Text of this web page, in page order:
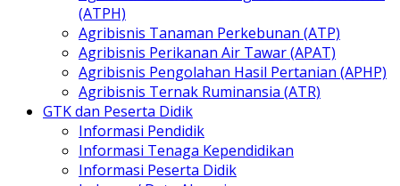
(ATPH)
Agribisnis Tanaman Perkebunan (ATP)
Agribisnis Perikanan Air Tawar (APAT)
Agribisnis Pengolahan Hasil Pertanian (APHP)
Agribisnis Ternak Ruminansia (ATR)
GTK dan Peserta Didik
Informasi Pendidik
Informasi Tenaga Kependidikan
Informasi Peserta Didik